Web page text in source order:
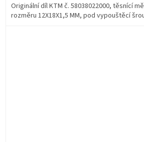
Originální díl KTM č. 58038022000, těsnící
rozměru 12X18X1,5 MM, pod vypouštěcí